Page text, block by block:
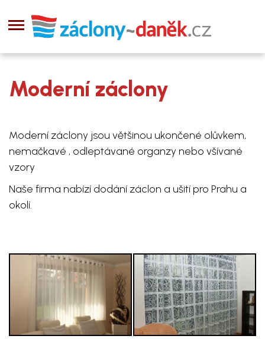
Moderní záclony
Moderní záclony jsou většinou ukončené olůvkem,
nemačkavé , odleptávané organzy nebo všívané
vzory
Naše firma nabízí dodání záclon a ušití pro Prahu a
okolí.